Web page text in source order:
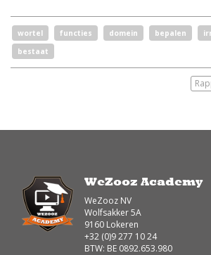
wortel functies domein bepalen
bestaat
WeZooz Academy
WeZooz NV
Wolfsakker 5A
9160 Lokeren
+32 (0)9 277 10 24
BTW: BE 0892.653.980